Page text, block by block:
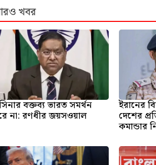
খবর
বক্তব্য ভারত সমর্থন
না: রণধীর জয়সওয়াল
ইরানের
দেশের
কমান্ডার